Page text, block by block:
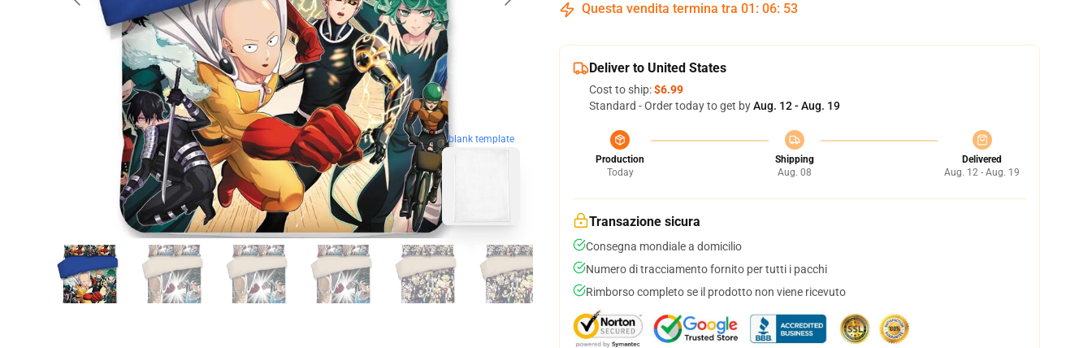
blank template
Questa vendita termina tra 01 : 06: 52
Deliver to United States
Cost to ship:$6.99
Standard - Order today to get byAug. 12 - Aug. 19
Production
Today
Shipping
Aug. 08
Delivered
Aug. 12 - Aug. 19
Transazione sicura
Consegna mondiale a domicilio
Numero di tracciamento fornito per tutti i pacchi
Rimborso completo se il prodotto non viene ricevuto